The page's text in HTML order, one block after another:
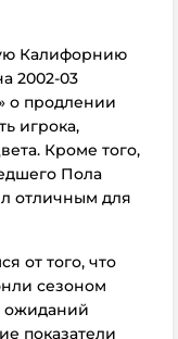
Калифорнию
2002-03
о продлении
игрока,
Кроме того,
Пола
отличным для
от того, что
сезоном
ожиданий
показатели